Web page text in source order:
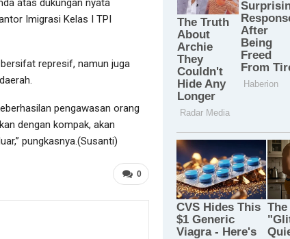
atas dukungan nyata
Imigrasi Kelas I TPI
represif, namun juga
pengawasan orang
dengan kompak, akan
pungkasnya.(Susanti)
0